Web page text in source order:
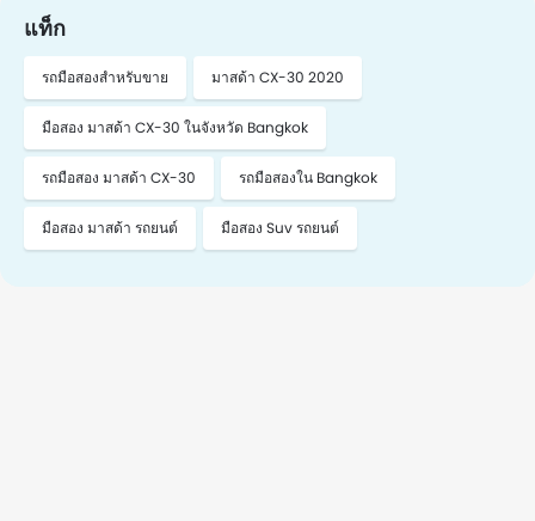
ต้องการนัดหมาย โปรดติดต่อฉัน"
แท็ก
รถมือสองสำหรับขาย มาสด้า CX-30 2020
มือสอง มาสด้า CX-30 ในจังหวัด Bangkok
รถมือสอง มาสด้า CX-30 รถมือสองใน Bangkok
มือสอง มาสด้า รถยนต์ มือสอง Suv รถยนต์